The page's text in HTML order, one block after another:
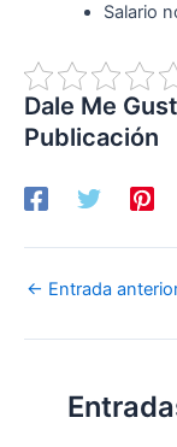
Salario
Dale Me
Publicación
← Entrada